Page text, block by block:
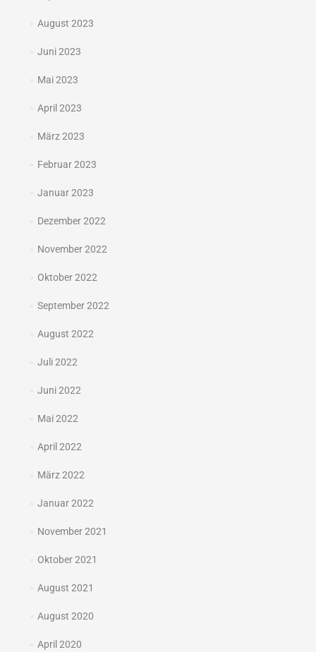
August 2023
Juni 2023
Mai 2023
April 2023
März 2023
Februar 2023
Januar 2023
Dezember 2022
November 2022
Oktober 2022
September 2022
August 2022
Juli 2022
Juni 2022
Mai 2022
April 2022
März 2022
Januar 2022
November 2021
Oktober 2021
August 2021
August 2020
April 2020